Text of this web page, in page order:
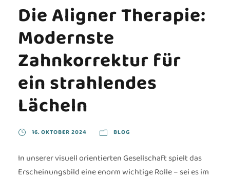
Die Aligner Therapie:
Modernste
Zahnkorrektur für
ein strahlendes
Lächeln
16. OKTOBER 2024 BLOG
In unserer visuell orientierten Gesellschaft spielt das
Erscheinungsbild eine enorm wichtige Rolle – sei es im